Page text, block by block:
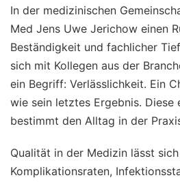
In der medizinischen
Med Jens Uwe Jerichow einen
Beständigkeit und fachlicher
sich mit Kollegen aus der
ein Begriff: Verlässlichkeit. Ein
wie sein letztes Ergebnis. Diese
bestimmt den Alltag in der
Qualität in der Medizin lässt
Komplikationsraten,